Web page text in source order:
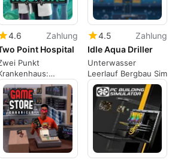
4.6
Zahlung
Point Hospital
Punkt
auf
höchstem Niveau
4.5
Zahlung
Idle Aqua Driller
Unterwasser
Leerlauf Bergbau Sim